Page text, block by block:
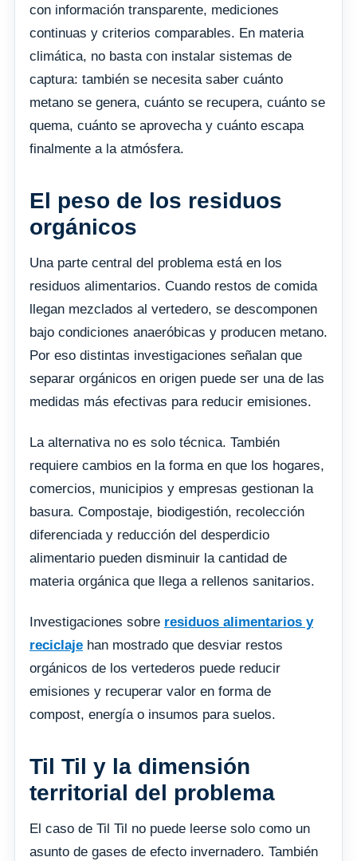
con información transparente, mediciones
continuas y criterios comparables. En materia
climática, no basta con instalar sistemas de
captura: también se necesita saber cuánto
metano se genera, cuánto se recupera, cuánto se
quema, cuánto se aprovecha y cuánto escapa
finalmente a la atmósfera.
El peso de los residuos
orgánicos
Una parte central del problema está en los
residuos alimentarios. Cuando restos de comida
llegan mezclados al vertedero, se descomponen
bajo condiciones anaeróbicas y producen metano.
Por eso distintas investigaciones señalan que
separar orgánicos en origen puede ser una de las
medidas más efectivas para reducir emisiones.
La alternativa no es solo técnica. También
requiere cambios en la forma en que los hogares,
comercios, municipios y empresas gestionan la
basura. Compostaje, biodigestión, recolección
diferenciada y reducción del desperdicio
alimentario pueden disminuir la cantidad de
materia orgánica que llega a rellenos sanitarios.
Investigaciones sobre residuos alimentarios y
reciclaje han mostrado que desviar restos
orgánicos de los vertederos puede reducir
emisiones y recuperar valor en forma de
compost, energía o insumos para suelos.
Til Til y la dimensión
territorial del problema
El caso de Til Til no puede leerse solo como un
asunto de gases de efecto invernadero. También